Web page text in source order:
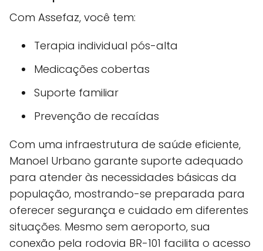
Com Assefaz, você tem:
Terapia individual pós-alta
Medicações cobertas
Suporte familiar
Prevenção de recaídas
Com uma infraestrutura de saúde eficiente,
Manoel Urbano garante suporte adequado
para atender às necessidades básicas da
população, mostrando-se preparada para
oferecer segurança e cuidado em diferentes
situações. Mesmo sem aeroporto, sua
conexão pela rodovia BR-101 facilita o acesso